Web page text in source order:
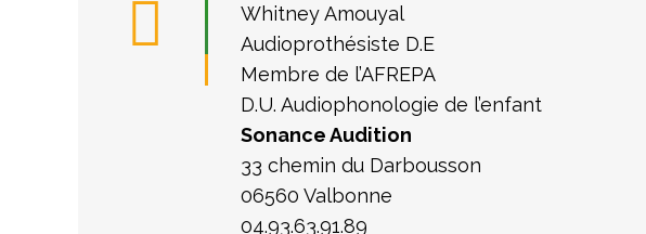
Whitney Amouyal
Audioprothésiste D.E
Membre de l’AFREPA
D.U. Audiophonologie de l’enfant
Sonance Audition
33 chemin du Darbousson
06560 Valbonne
04.93.63.91.89